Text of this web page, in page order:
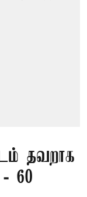
தவறாக
60